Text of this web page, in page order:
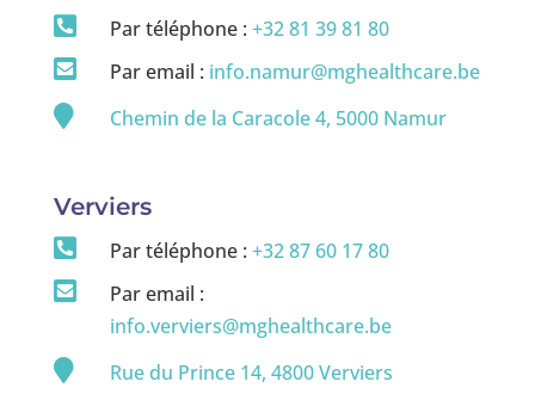
 Par téléphone : +32 81 39 81 80

Par email : info.namur@mghealthcare.be

Chemin de la Caracole 4, 5000 Namur
Verviers
 Par téléphone : +32 87 60 17 80

Par email :
info.verviers@mghealthcare.be

Rue du Prince 14, 4800 Verviers